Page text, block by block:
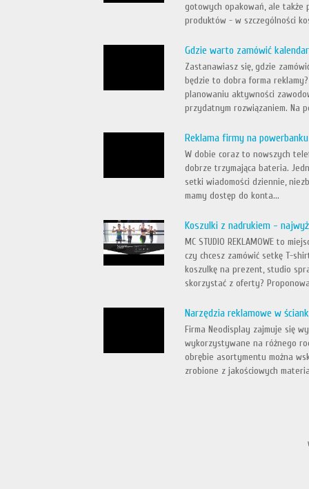
gotowych opakowań, ale także
produktów - w szczególności
Gdzie warto zamówić
Zastanawiasz się, gdzie
będzie to dobra forma
planowaniu aktywności
przydatnym rozwiązaniem. Na
Reklama firmy na powerbanku
W dobie coraz to nowszych
dobrze trzymająca bateria.
setki wiadomości dziennie,
mamy dostęp do konta...
Koszulki z nadrukiem -
MC STUDIO REKLAMOWE to
czy chcesz zamówić setkę T-
koszulkę na prezent, studio
skorzystać z oferty?
Narzędzia reklamowe w
Firma Neodisplay zajmuje się
wykorzystywane na różnego
obrębie asortymentu można
zrobione z jakościowych